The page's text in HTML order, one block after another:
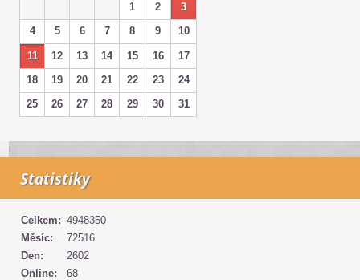
1 2
3
4
5 6 7 8 9 10
11 12 13 14 15 16
17
18
19 20 21 22 23
24
25
26 27 28 29 30 31
Statistiky
Online: 68
Celkem: 4948350
Měsíc:
72516
Den:
2602